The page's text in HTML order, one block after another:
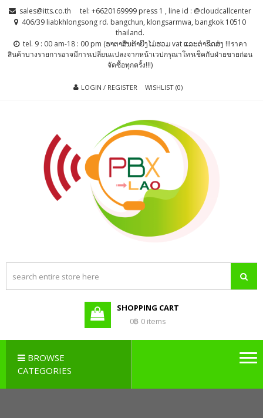
Skip
Skip sales@itts.co.th
tel: +6620169999 press 1 , line id : @cloudcallcenter
406/39 liabkhlongsong rd. bangchun, klongsarmwa, bangkok 10510
thailand.
tel. 9 : 00 am-18 : 00 pm (ຮາຕາສຶນຕ້າຍິງໄມ່ຮວມ vat ແລະຕ່າຂິດສ່ງ !!!ราคา
สินค้าบางรายการอาจมีการเปลี่ยนแปลงจากหน้าเวปกรุณาโทรเช็คกับฝ่ายขายก่อน
จัดซื้อทุกครั้ง!!!)
LOGIN / REGISTER WISHLIST (0)
PBX LAO, IP-
PBX LAO,
PABX LAO,
NETWORK
SHOPPING CART
0฿ 0 items
BROWSE
CATEGORIES